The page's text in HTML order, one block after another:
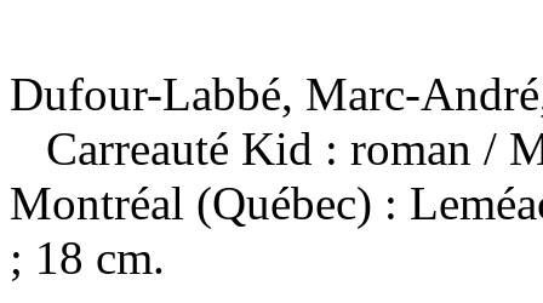
Dufour-Labbé, Marc-
Carreauté Kid : roman /
Montréal (Québec) :
; 18 cm.